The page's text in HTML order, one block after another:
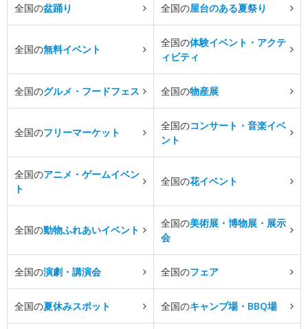
全国の盆踊り 全国の屋台のある夏祭り
全国の無料イベント
全国の体験イベント・アクテ
ィビティ
全国のグルメ・フードフェス 全国の物産展
全国のフリーマーケット
全国のコンサート・音楽イベ
ント
全国のアニメ・ゲームイベン
ト
全国の花イベント
全国の動物ふれあいイベント
全国の美術展・博物展・展示
会
全国の演劇・講演会 全国のフェア
全国の夏休みスポット 全国のキャンプ場・BBQ場